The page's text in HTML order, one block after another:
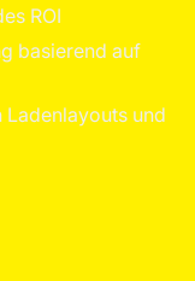
ROI
basierend auf
und